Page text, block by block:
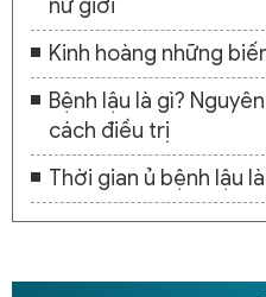
nữ giới
Kinh hoàng những
Bệnh lậu là gì?
cách điều trị
Thời gian ủ bệnh lậu